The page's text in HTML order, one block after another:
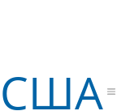
США